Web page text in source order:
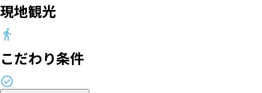
現地観光
こだわり条件